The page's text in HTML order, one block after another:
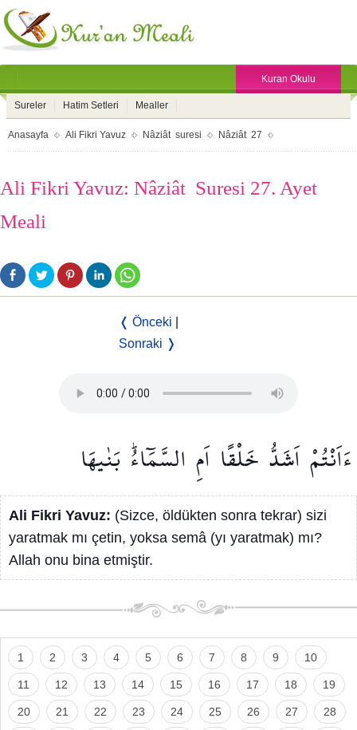
Kuran Okulu
Sureler Hatim Setleri Mealler
Anasayfa Ali Fikri Yavuz Nâziât suresi Nâziât 27
Ali Fikri Yavuz: Nâziât Suresi 27. Ayet
Meali
❬ Önceki
Sonraki ❭
ءَاَنْتُمْاَشَدُّ خَلْقًا اَمِ السَّمَٓاءُۜ بَنٰيهَا۠
Ali Fikri Yavuz: (Sizce, öldükten sonra tekrar) sizi
yaratmak mı çetin, yoksa semâ (yı yaratmak) mı?
Allah onu bina etmiştir.
1 2 3 4 5 6 7 8 9 10
11 12 13 14 15 16 17 18 19
20 21 22 23 24 25 26 27 28